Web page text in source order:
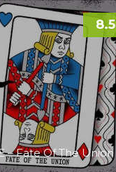
– Fate Of The Union
8.5